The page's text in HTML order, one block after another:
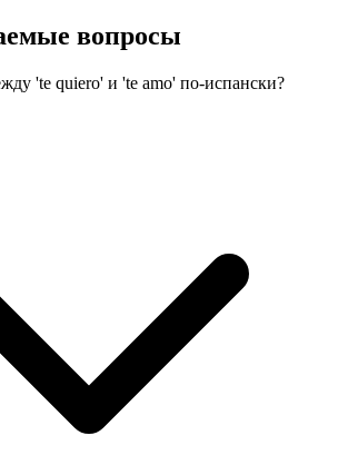
вопросы
'te quiero' и 'te amo' по-испански?